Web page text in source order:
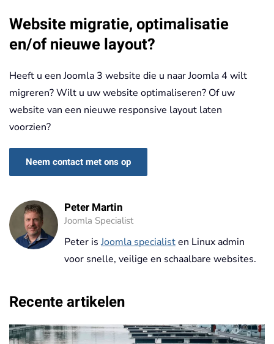
Website migratie, optimalisatie
en/of nieuwe layout?
Heeft u een Joomla 3 website die u naar Joomla 4 wilt
migreren? Wilt u uw website optimaliseren? Of uw
website van een nieuwe responsive layout laten
voorzien?
Neem contact met ons op
Peter Martin
Joomla Specialist
Peter isJoomla specialisten Linux admin
voor snelle, veilige en schaalbare websites.
Recente artikelen